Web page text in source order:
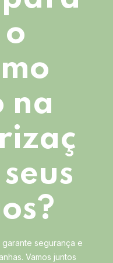
na
segurança e
Vamos juntos